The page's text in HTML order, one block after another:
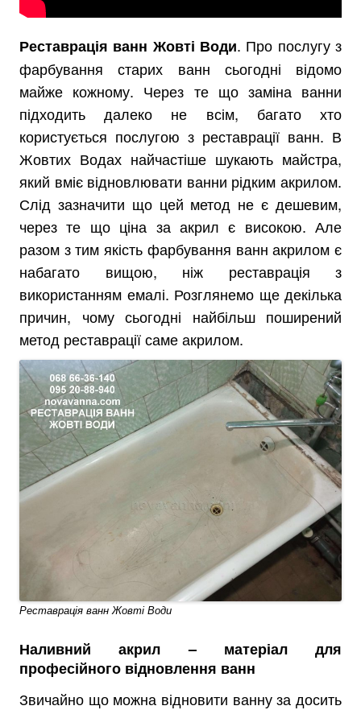
Реставрація ванн Жовті Води. Про послугу з
фарбування старих ванн сьогодні відомо
майже кожному. Через те що заміна ванни
підходить далеко не всім, багато хто
користується послугою з реставрації ванн. В
Жовтих Водах найчастіше шукають майстра,
який вміє відновлювати ванни рідким акрилом.
Слід зазначити що цей метод не є дешевим,
через те що ціна за акрил є високою. Але
разом з тим якість фарбування ванн акрилом є
набагато вищою, ніж реставрація з
використанням емалі. Розглянемо ще декілька
причин, чому сьогодні найбільш поширений
метод реставрації саме акрилом.
Реставрація ванн Жовті Води
Наливний акрил – матеріал для
професійного відновлення ванн
Звичайно що можна відновити ванну за досить